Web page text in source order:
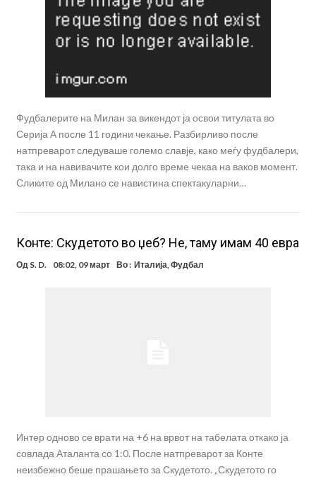
Фудбалерите на Милан за викендот ја освои титулата во
Серија А после 11 години чекање. Разбирливо после
натпреварот следуваше големо славје, како меѓу фудбалери,
така и на навивачите кои долго време чекаа на ваков момент.
Сликите од Милано се навистина спектакуларни…
Конте: Скудетото во џеб? Не, таму имам 40 евра
Од S. D. 08:02, 09 март Во : Италија,Фудбал
Интер одново се врати на +6 на врвот на табелата откако ја
совлада Аталанта со 1:0. После натпреварот за Конте
неизбежно беше прашањето за Скудетото. „Скудетото го